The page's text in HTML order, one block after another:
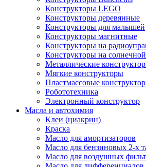
Конструкторы LEGO
Конструкторы деревянные
Конструкторы для малышей
Конструкторы магнитные
Конструкторы на
Конструкторы на солнечной
Металлические
Мягкие конструкторы
Пластмассовые
Робототехника
Электронный конструктор
Масла и автохимия
Клеи (циакрин)
Краска
Масло для амортизаторов
Масло для бензиновых 2-х
Масло для воздушных